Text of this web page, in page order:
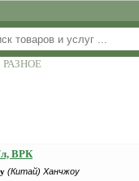
РАЗНОЕ
л, ВРК
(Китай) Ханчжоу